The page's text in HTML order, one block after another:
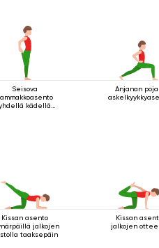
Seisova
kädellä
Anjanan
Kissan asento
jalkojen
taaksepäin
Kissan
jalkojen